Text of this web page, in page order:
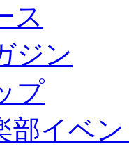
ス
ジン
プ
部イベ